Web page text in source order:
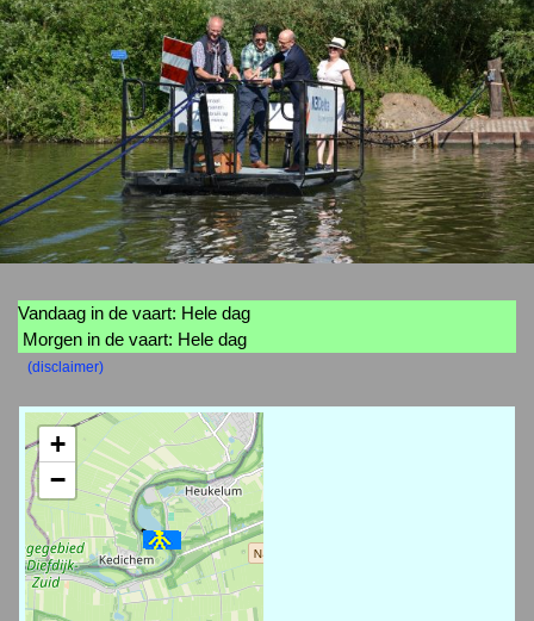
Vandaag in de vaart: Hele dag
Morgen in de vaart: Hele dag
(disclaimer)
+
−